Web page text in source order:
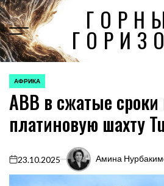
Перейти
к
содержимому
ОПУБЛИКОВАНО
В
АФРИКА
ABB в сжатые сроки
платиновую шахту
on
23.10.2025 Амина